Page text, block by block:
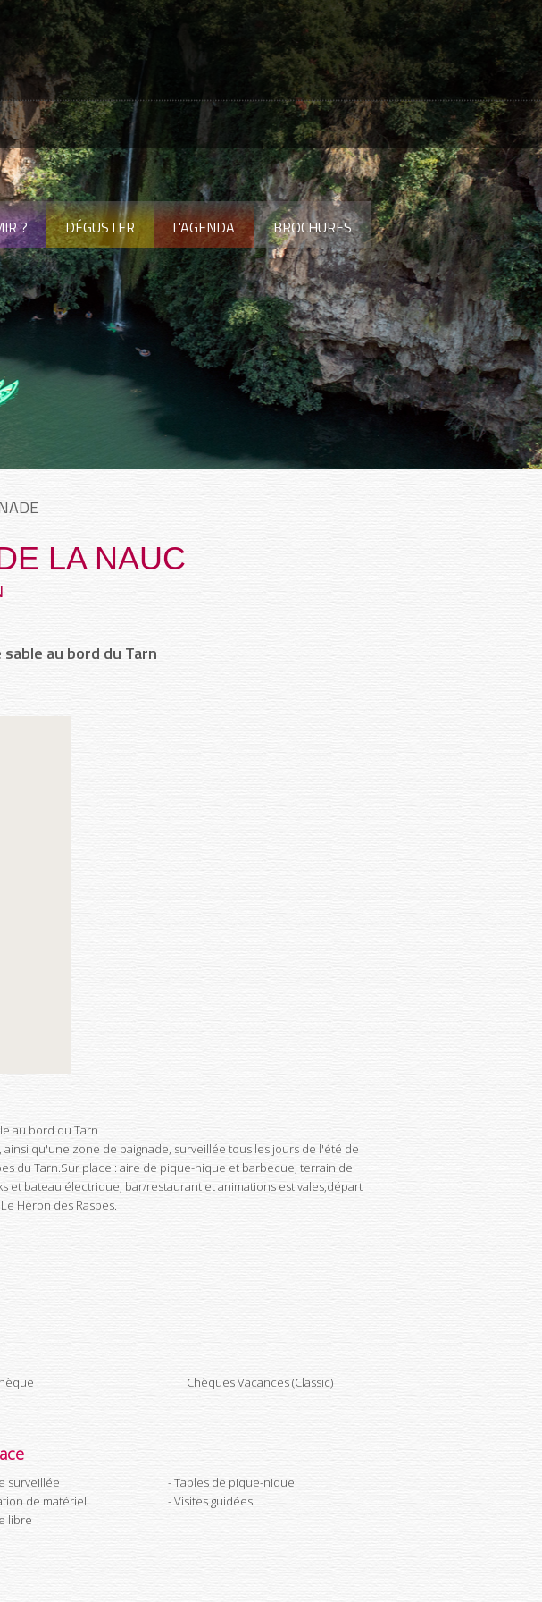
? DÉGUSTER L'AGENDA BROCHURES
LA NAUC
au bord du Tarn
au bord du Tarn
qu'une zone de baignade, surveillée tous les jours de l'été de
du Tarn.Sur place : aire de pique-nique et barbecue, terrain de
et bateau électrique, bar/restaurant et animations estivales,départ
Héron des Raspes.
Chèques Vacances (Classic)
surveillée
Tables de pique-nique
de matériel
Visites guidées
libre